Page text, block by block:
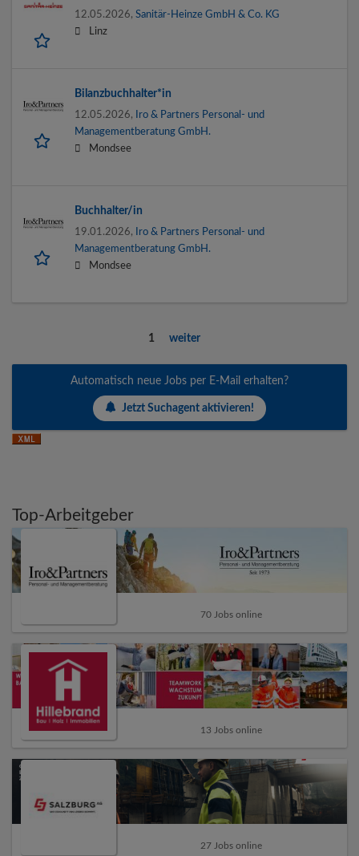
12.05.2026, Sanitär-Heinze GmbH & Co. KG
Linz
Bilanzbuchhalter*in
12.05.2026,
Iro & Partners Personal- und
Managementberatung GmbH.
Mondsee
Buchhalter/in
19.01.2026,
Iro & Partners Personal- und
Managementberatung GmbH.
Mondsee
1 weiter
Automatisch neue Jobs per E-Mail erhalten?
Jetzt Suchagent aktivieren!
Top-Arbeitgeber
70 Jobs online
13 Jobs online
27 Jobs online